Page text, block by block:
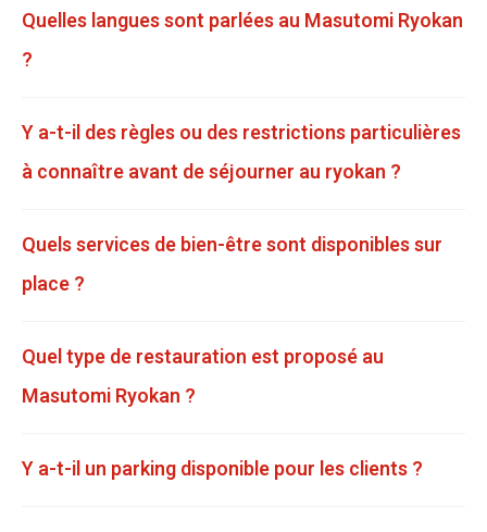
Quelles langues sont parlées au Masutomi Ryokan
?
Y a-t-il des règles ou des restrictions particulières
à connaître avant de séjourner au ryokan ?
Quels services de bien-être sont disponibles sur
place ?
Quel type de restauration est proposé au
Masutomi Ryokan ?
Y a-t-il un parking disponible pour les clients ?